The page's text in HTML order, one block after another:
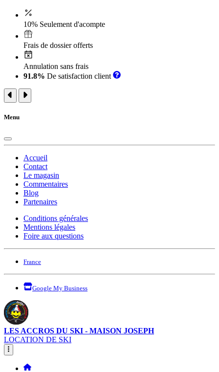
10% Seulement d'acompte
Frais de dossier offerts
Annulation sans frais
91.8% De satisfaction client
Menu
Accueil
Contact
Le magasin
Commentaires
Blog
Partenaires
Conditions générales
Mentions légales
Foire aux questions
France
Google My Business
LES ACCROS DU SKI - MAISON JOSEPH
LOCATION DE SKI